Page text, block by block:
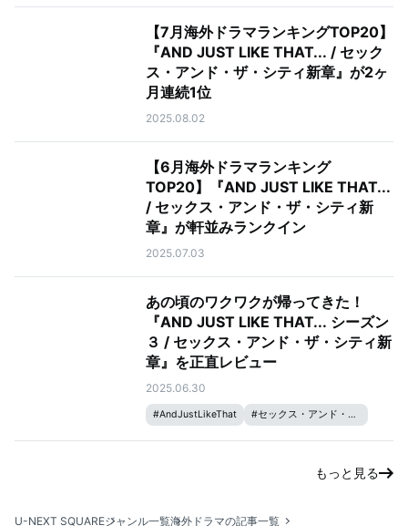
【7月海外ドラマランキングTOP20】
『AND JUST LIKE THAT... / セック
ス・アンド・ザ・シティ新章』が2ヶ
月連続1位
2025.08.02
【6月海外ドラマランキング
TOP20】『AND JUST LIKE THAT...
/ セックス・アンド・ザ・シティ新
章』が軒並みランクイン
2025.07.03
あの頃のワクワクが帰ってきた！
『AND JUST LIKE THAT... シーズン
３ / セックス・アンド・ザ・シティ新
章』を正直レビュー
2025.06.30
#AndJustLikeThat #セックス・アンド・ザ・シティ
もっと見る
U-NEXT SQUAREジャンル一覧海外ドラマの記事一覧